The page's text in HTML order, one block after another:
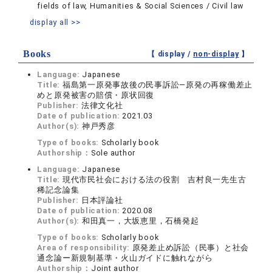
fields of law, Humanities & Social Sciences / Civil law
display all >>
Books 【 display / non-display】
Language: Japanese
Title: 福島第一原発事故後の民事訴訟―原発の再稼働差止
めと原発被害の賠償・原状回復
Publisher: 法律文化社
Date of publication:2021.03
Author(s): 神戸秀彦
Type of books: Scholarly book
Authorship： Sole author
Language: Japanese
Title: 現代市民社会における法の役割 吉村良一先生古
稀記念論集
Publisher: 日本評論社
Date of publication:2020.08
Author(s): 和田真一，大坂恵里，石橋発起
Type of books: Scholarly book
Area of responsibility: 原発差止め訴訟（民事）と社会
通念論ー新規制基準・火山ガイドに触れながら
Authorship： Joint author